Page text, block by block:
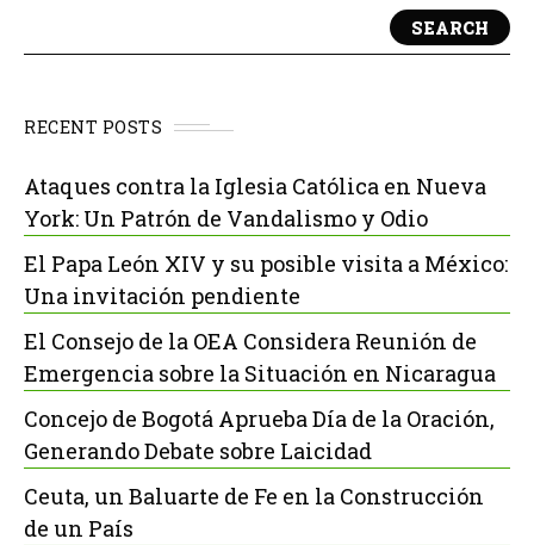
SEARCH
RECENT POSTS
Ataques contra la Iglesia Católica en Nueva
York: Un Patrón de Vandalismo y Odio
El Papa León XIV y su posible visita a México:
Una invitación pendiente
El Consejo de la OEA Considera Reunión de
Emergencia sobre la Situación en Nicaragua
Concejo de Bogotá Aprueba Día de la Oración,
Generando Debate sobre Laicidad
Ceuta, un Baluarte de Fe en la Construcción
de un País